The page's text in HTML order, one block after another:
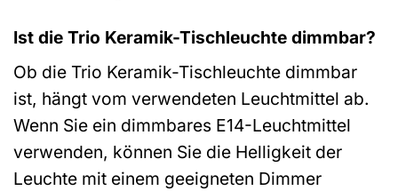
Ist die Trio Keramik-Tischleuchte dimmbar?
Ob die Trio Keramik-Tischleuchte dimmbar
ist, hängt vom verwendeten Leuchtmittel ab.
Wenn Sie ein dimmbares E14-Leuchtmittel
verwenden, können Sie die Helligkeit der
Leuchte mit einem geeigneten Dimmer